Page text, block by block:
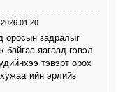
2026.01.20
оросын задралыг
яагаад гэвэл
тэвэрт орох
эрлийз